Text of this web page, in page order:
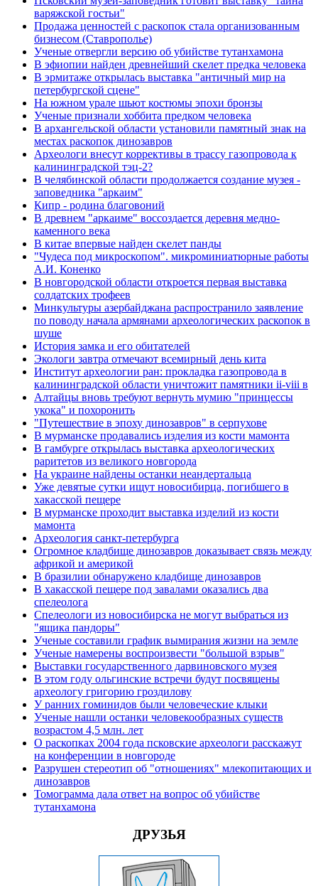
варяжской гостьи"
Продажа ценностей с раскопок стала организованным
бизнесом (Ставрополье)
Ученые отвергли версию об убийстве тутанхамона
В эфиопии найден древнейший скелет предка человека
В эрмитаже открылась выставка "античный мир на
петербургской сцене"
На южном урале шьют костюмы эпохи бронзы
Ученые признали хоббита предком человека
В архангельской области установили памятный знак на
местах раскопок динозавров
Археологи внесут коррективы в трассу газопровода к
калининградской тэц-2?
В челябинской области продолжается создание музея -
заповедника "аркаим"
Кипр - родина благовоний
В древнем "аркаиме" воссоздается деревня медно-
каменного века
В китае впервые найден скелет панды
"Чудеса под микроскопом". микроминиатюрные работы
А.И. Коненко
В новгородской области откроется первая выставка
солдатских трофеев
Минкультуры азеpбайджана распространило заявление
по поводу начала аpмянами археологических раскопок в
шуше
История замка и его обитателей
Экологи завтра отмечают всемирный день кита
Институт археологии ран: прокладка газопровода в
калининградской области уничтожит памятники ii-viii в
Алтайцы вновь требуют вернуть мумию "принцессы
укока" и похоронить
"Путешествие в эпоху динозавров" в серпухове
В мурманске продавались изделия из кости мамонта
В гамбурге открылась выставка археологических
раритетов из великого новгорода
На украине найдены останки неандертальца
Уже девятые сутки ищут новосибирца, погибшего в
хакасской пещере
В мурманске проходит выставка изделий из кости
мамонта
Археология санкт-петербурга
Огромное кладбище динозавров доказывает связь между
африкой и америкой
В бразилии обнаружено кладбище динозавров
В хакасской пещере под завалами оказались два
спелеолога
Спелеологи из новосибирска не могут выбраться из
"ящика пандоры"
Ученые составили график вымирания жизни на земле
Ученые намерены воспроизвести "большой взрыв"
Выставки государственного дарвиновского музея
В этом году ольгинские встречи будут посвящены
археологу григорию гроздилову
У ранних гоминидов были человеческие клыки
Ученые нашли останки человекообразных существ
возрастом 4,5 млн. лет
О раскопках 2004 года псковские археологи расскажут
на конференции в новгороде
Разрушен стереотип об "отношениях" млекопитающих и
динозавров
Томограмма дала ответ на вопрос об убийстве
тутанхамона
ДРУЗЬЯ